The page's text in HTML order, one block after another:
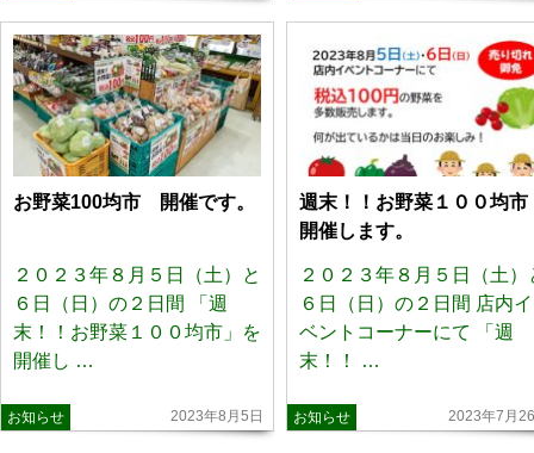
お野菜100均市 開催です。
２０２３年８月５日（土）と
６日（日）の２日間 「週
末！！お野菜１００均市」を
開催し …
2023年8月5日
お知らせ
週末！！お野菜１００均
開催します。
２０２３年８月５日（土）
６日（日）の２日間 店内イ
ベントコーナーにて 「週
末！！ …
2023年7月
お知らせ